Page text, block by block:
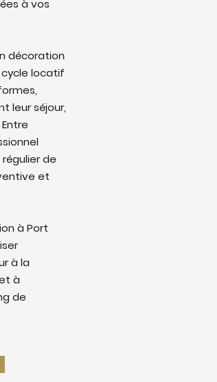
à vos
décoration
cycle locatif
leur séjour,
de
et
à Port
à la
à
de